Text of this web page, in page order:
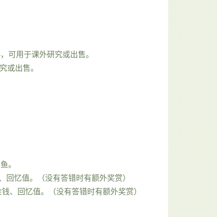
可用于课外研究或出售。
或出售。
。
忆值。（没有答错时有额外奖赏）
、回忆值。（没有答错时有额外奖赏）